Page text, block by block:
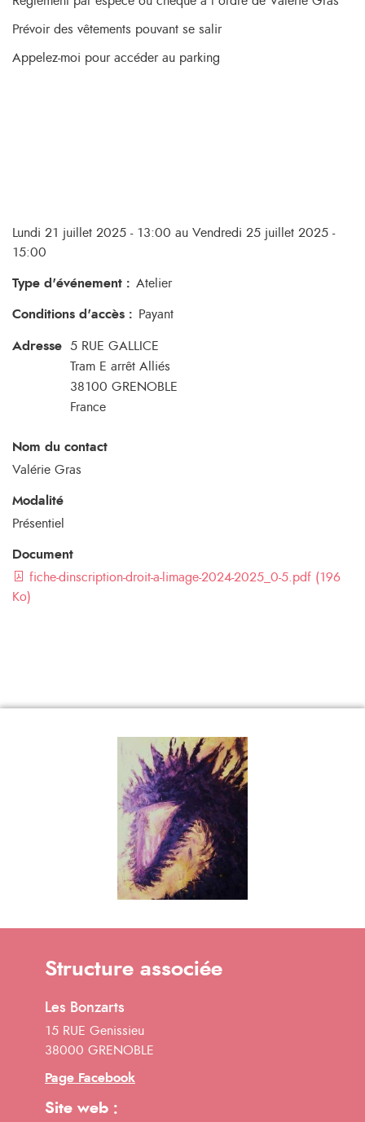
Prévoir des vêtements pouvant se salir
Appelez-moi pour accéder au parking
Lundi 21 juillet 2025 - 13:00 au Vendredi 25 juillet 2025 -
15:00
Type d'événement : Atelier
Conditions d'accès : Payant
Adresse
5 RUE GALLICE
Tram E arrêt Alliés
38100 GRENOBLE
France
Nom du contact
Valérie Gras
Modalité
Présentiel
Document
fiche-dinscription-droit-a-limage-2024-2025_0-5.pdf (196
Ko)
Structure associée
Les Bonzarts
15 RUE Genissieu
38000 GRENOBLE
Page Facebook
Site web :